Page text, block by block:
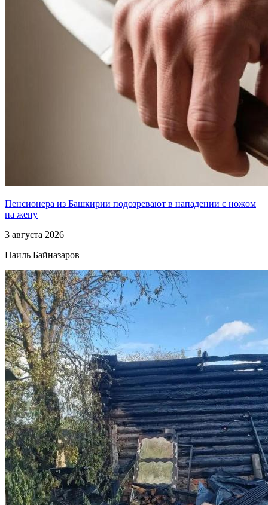
Пенсионера из Башкирии подозревают в нападении с ножом
на жену
3 августа 2026
Наиль Байназаров